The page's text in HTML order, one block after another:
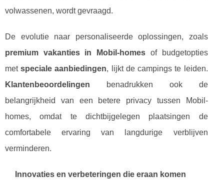
volwassenen, wordt gevraagd.
De evolutie naar personaliseerde oplossingen, zoals
premium vakanties in Mobil-homes of budgetopties
metspeciale aanbiedingen, lijkt de campings te leiden.
Klantenbeoordelingen benadrukken ook de
belangrijkheid van een betere privacy tussen Mobil-
homes, omdat te dichtbijgelegen plaatsingen de
comfortabele ervaring van langdurige verblijven
verminderen.
Innovaties en verbeteringen die eraan komen